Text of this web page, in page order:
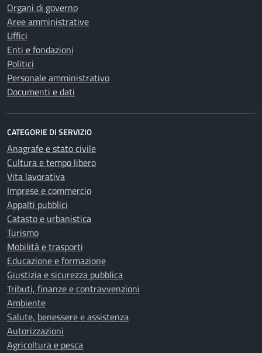
Organi di governo
Aree amministrative
Uffici
Enti e fondazioni
Politici
Personale amministrativo
Documenti e dati
CATEGORIE DI SERVIZIO
Anagrafe e stato civile
Cultura e tempo libero
Vita lavorativa
Imprese e commercio
Appalti pubblici
Catasto e urbanistica
Turismo
Mobilità e trasporti
Educazione e formazione
Giustizia e sicurezza pubblica
Tributi, finanze e contravvenzioni
Ambiente
Salute, benessere e assistenza
Autorizzazioni
Agricoltura e pesca